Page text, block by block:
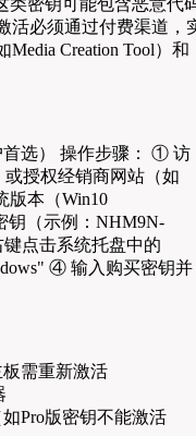
类密钥可能包含恶意代
活必须通过付费渠道，
Creation Tool）和
选） 操作步骤： ① 访
或授权经销商网站（如
版本（Win10
钥（示例：NHM9N-
点击系统托盘中的
④ 输入购买密钥并
需重新激活
Pro版密钥不能激活